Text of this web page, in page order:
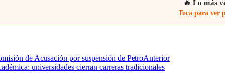
contra presidentes en Colombia han sido episodios de
gabinete ministerial.
de izquierda enfrentando una oposición consolidada y
proceso y las conclusiones alcanzadas por la Comisión de Acusación